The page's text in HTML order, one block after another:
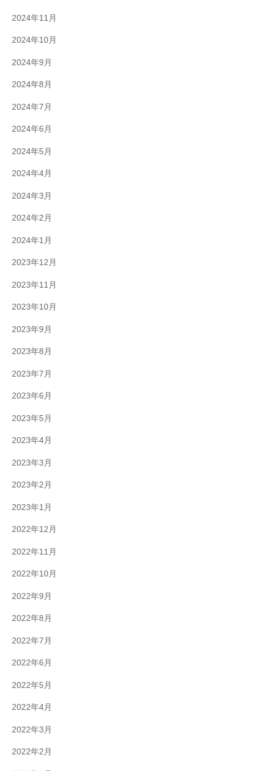
2024年11月
2024年10月
2024年9月
2024年8月
2024年7月
2024年6月
2024年5月
2024年4月
2024年3月
2024年2月
2024年1月
2023年12月
2023年11月
2023年10月
2023年9月
2023年8月
2023年7月
2023年6月
2023年5月
2023年4月
2023年3月
2023年2月
2023年1月
2022年12月
2022年11月
2022年10月
2022年9月
2022年8月
2022年7月
2022年6月
2022年5月
2022年4月
2022年3月
2022年2月